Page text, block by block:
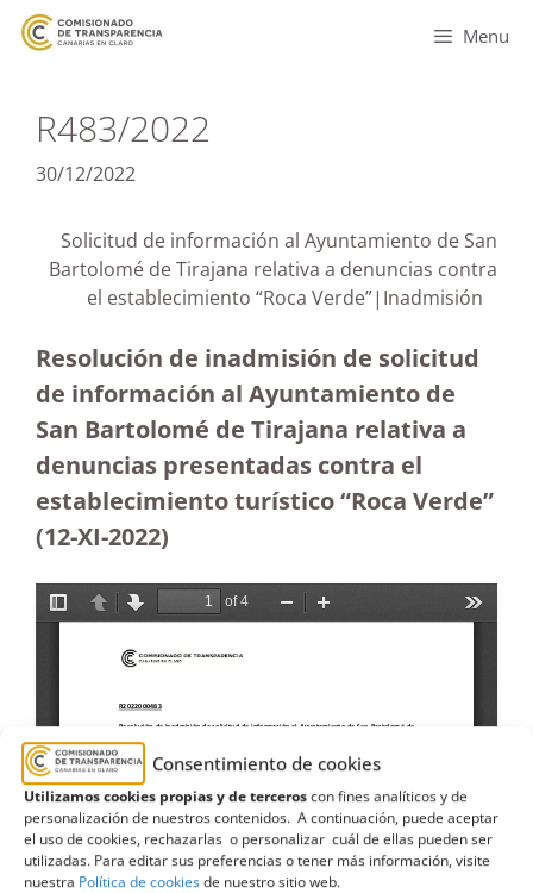
Consentimiento de cookies
Utilizamos cookies propias y de terceroscon fines analíticos y de
personalización de nuestros contenidos. A continuación, puede aceptar
el uso de cookies, rechazarlas o personalizar cuál de ellas pueden ser
utilizadas. Para editar sus preferencias o tener más información, visite
nuestra Política de cookiesde nuestro sitio web.
Menu
R483/2022
30/12/2022
Solicitud de información al Ayuntamiento de San
Bartolomé de Tirajana relativa a denuncias contra
el establecimiento “Roca Verde”|Inadmisión
Resolución de inadmisión de solicitud
de información al Ayuntamiento de
San Bartolomé de Tirajana relativa a
denuncias presentadas contra el
establecimiento turístico “Roca Verde”
(12-XI-2022)